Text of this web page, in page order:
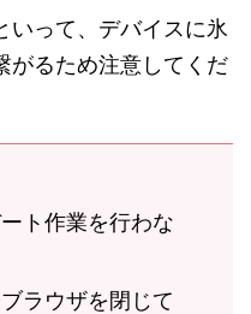
いって、デバイスに氷
がるため注意してくだ
ト作業を行わな
ラウザを閉じて